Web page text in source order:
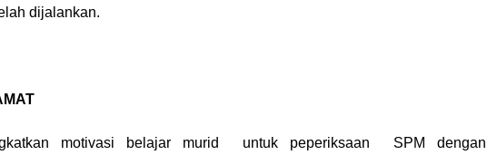
dijalankan.
motivasi belajar murid untuk peperiksaan
SPM dengan